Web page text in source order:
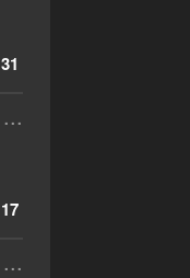
31
...
17
...